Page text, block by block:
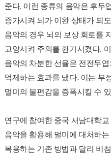
준다. 이런 종류의 음악은 후두
증가시켜 뇌가 이완 상태가 되
음악의 경우 뇌의 보상 회로를
고양시켜 주의를 환기시켰다.
음악의 차분한 선율은 전전두
억제하는 효과를 냈다. 이는 부
멀미의 불편감을 증폭시킬 수
연구에 참여한 중국 서남대학
음악을 활용해 멀미에 대처하
복용하는 기존 방법과 달리 비